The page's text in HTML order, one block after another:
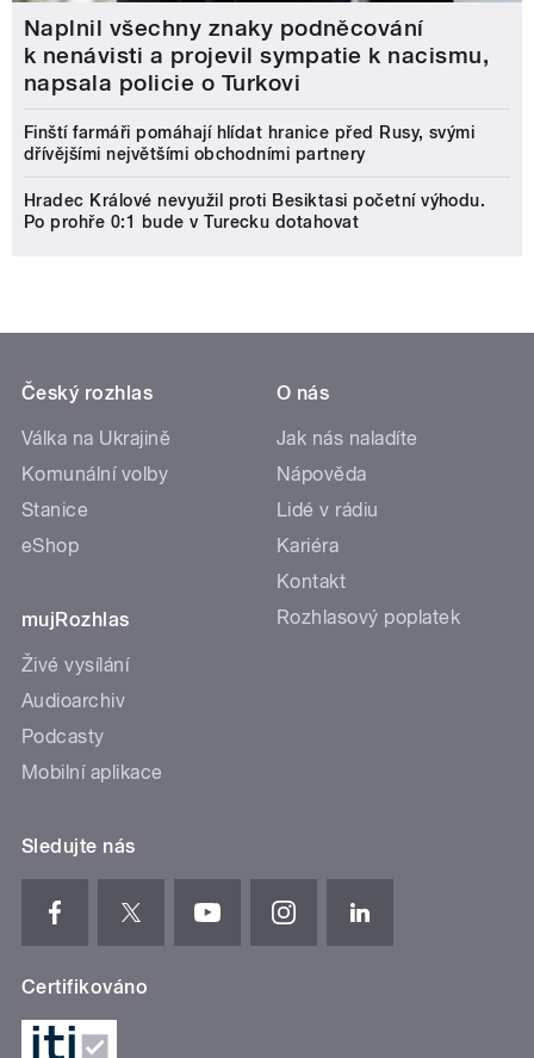
Naplnil všechny znaky podněcování
k nenávisti a projevil sympatie k nacismu,
napsala policie o Turkovi
Finští farmáři pomáhají hlídat hranice před Rusy, svými
dřívějšími největšími obchodními partnery
Hradec Králové nevyužil proti Besiktasi početní výhodu.
Po prohře 0:1 bude v Turecku dotahovat
Český rozhlas
Válka na Ukrajině
Komunální volby
Stanice
eShop
mujRozhlas
Živé vysílání
Audioarchiv
Podcasty
Mobilní aplikace
O nás
Jak nás naladíte
Nápověda
Lidé v rádiu
Kariéra
Kontakt
Rozhlasový poplatek
Sledujte nás
Certifikováno